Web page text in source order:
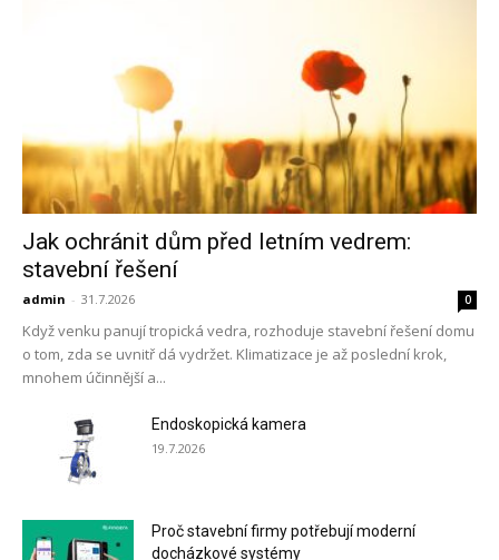
Jak ochránit dům před letním vedrem:
stavební řešení
admin - 31.7.2026 0
Když venku panují tropická vedra, rozhoduje stavební řešení domu
o tom, zda se uvnitř dá vydržet. Klimatizace je až poslední krok,
mnohem účinnější a...
Endoskopická kamera
19.7.2026
Proč stavební firmy potřebují moderní
docházkové systémy